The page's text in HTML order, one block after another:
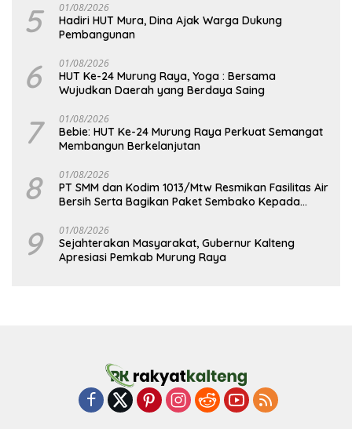
5 01/08/2026
Hadiri HUT Mura, Dina Ajak Warga Dukung
Pembangunan
6 01/08/2026
HUT Ke-24 Murung Raya, Yoga : Bersama
Wujudkan Daerah yang Berdaya Saing
7 01/08/2026
Bebie: HUT Ke-24 Murung Raya Perkuat Semangat
Membangun Berkelanjutan
8 01/08/2026
PT SMM dan Kodim 1013/Mtw Resmikan Fasilitas Air
Bersih Serta Bagikan Paket Sembako Kepada
9 01/08/2026
Sejahterakan Masyarakat, Gubernur Kalteng
Apresiasi Pemkab Murung Raya